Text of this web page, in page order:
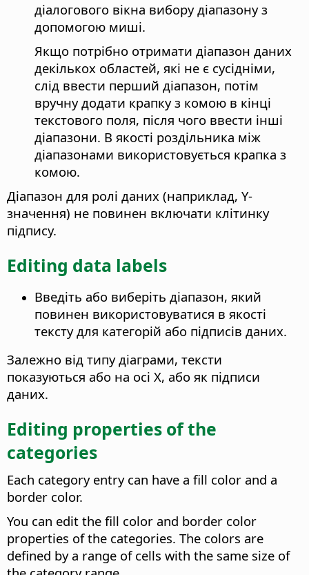
діалогового вікна вибору діапазону з
допомогою миші.
Якщо потрібно отримати діапазон даних
декількох областей, які не є сусідніми,
слід ввести перший діапазон, потім
вручну додати крапку з комою в кінці
текстового поля, після чого ввести інші
діапазони. В якості роздільника між
діапазонами використовується крапка з
комою.
Діапазон для ролі даних (наприклад, Y-
значення) не повинен включати клітинку
підпису.
Editing data labels
Введіть або виберіть діапазон, який
повинен використовуватися в якості
тексту для категорій або підписів даних.
Залежно від типу діаграми, тексти
показуються або на осі X, або як підписи
даних.
Editing properties of the
categories
Each category entry can have a fill color and a
border color.
You can edit the fill color and border color
properties of the categories. The colors are
defined by a range of cells with the same size of